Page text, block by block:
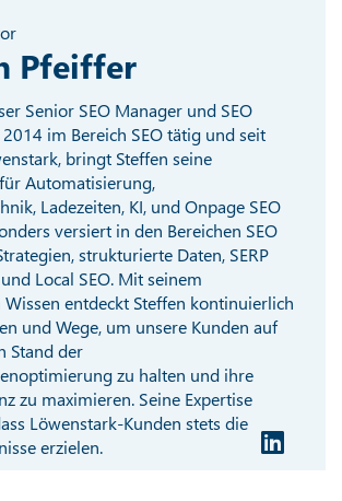
Pfeiffer
Senior SEO Manager und SEO
2014 im Bereich SEO tätig und seit
bringt Steffen seine
Automatisierung,
Ladezeiten, KI, und Onpage SEO
versiert in den Bereichen SEO
strukturierte Daten, SERP
Local SEO. Mit seinem
Wissen entdeckt Steffen kontinuierlich
und Wege, um unsere Kunden auf
Stand der
zu halten und ihre
zu maximieren. Seine Expertise
Löwenstark-Kunden stets die
erzielen.